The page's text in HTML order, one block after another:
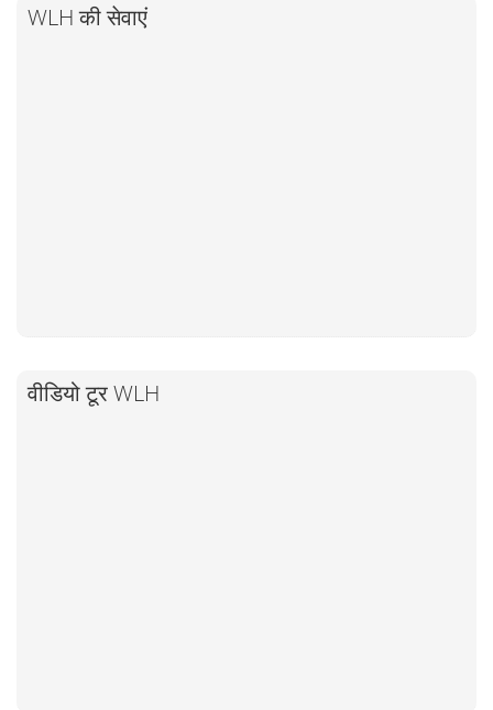
WLH की सेवाएं
वीडियो टूर WLH